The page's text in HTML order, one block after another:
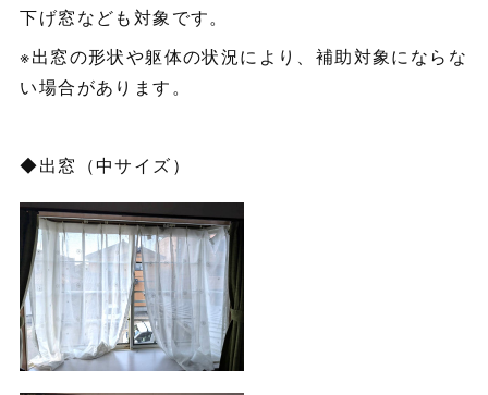
下げ窓なども対象です。
※出窓の形状や躯体の状況により、補助対象にならな
い場合があります。
◆出窓（中サイズ）